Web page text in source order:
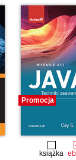
Promocja
książka